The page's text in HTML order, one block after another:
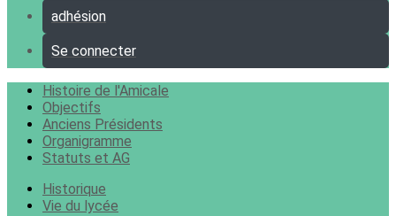
adhésion
Se connecter
Histoire de l'Amicale
Objectifs
Anciens Présidents
Organigramme
Statuts et AG
Historique
Vie du lycée